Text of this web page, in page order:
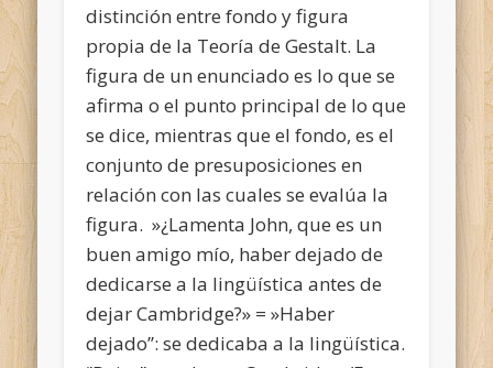
distinción entre fondo y figura
propia de la Teoría de Gestalt. La
figura de un enunciado es lo que se
afirma o el punto principal de lo que
se dice, mientras que el fondo, es el
conjunto de presuposiciones en
relacióncon las cuales se evalúa la
figura. »¿Lamenta John, que es un
buen amigo mío, haber dejado de
dedicarse a la lingüística antes de
dejar Cambridge?» = »Haber
dejado’’: se dedicaba a la lingüística.